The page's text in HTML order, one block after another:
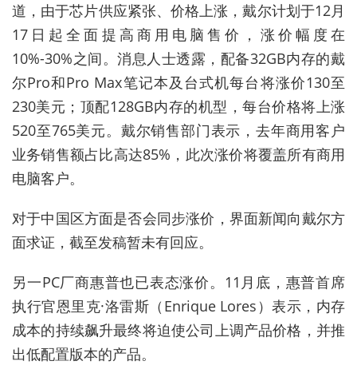
道，由于芯片供应紧张、价格上涨，戴尔计划于12月
17日起全面提高商用电脑售价，涨价幅度在
10%-30%之间。消息人士透露，配备32GB内存的戴
尔Pro和Pro Max笔记本及台式机每台将涨价130至
230美元；顶配128GB内存的机型，每台价格将上涨
520至765美元。戴尔销售部门表示，去年商用客户
业务销售额占比高达85%，此次涨价将覆盖所有商用
电脑客户。
对于中国区方面是否会同步涨价，界面新闻向戴尔方
面求证，截至发稿暂未有回应。
另一PC厂商惠普也已表态涨价。11月底，惠普首席
执行官恩里克·洛雷斯（Enrique Lores）表示，内存
成本的持续飙升最终将迫使公司上调产品价格，并推
出低配置版本的产品。